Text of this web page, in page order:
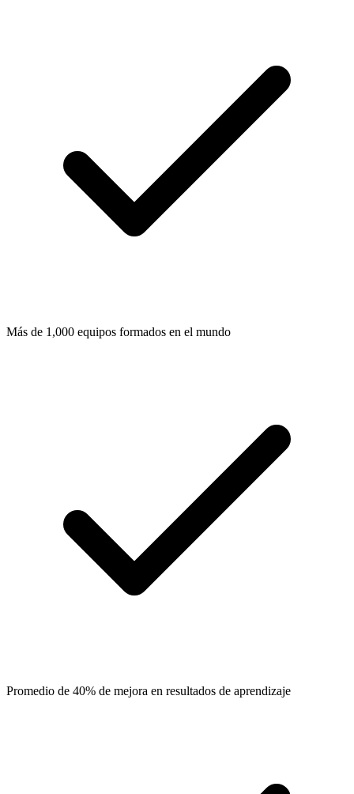
Más de 1,000 equipos formados en el mundo
Promedio de 40% de mejora en resultados de aprendizaje